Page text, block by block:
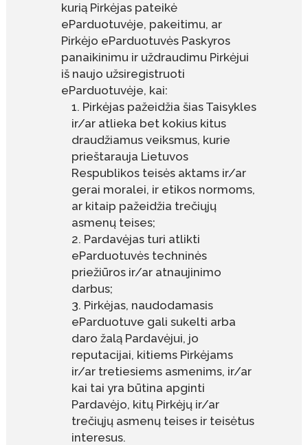
kurią Pirkėjas pateikė
eParduotuvėje, pakeitimu, ar
Pirkėjo eParduotuvės Paskyros
panaikinimu ir uždraudimu Pirkėjui
iš naujo užsiregistruoti
eParduotuvėje, kai:
Pirkėjas pažeidžia šias Taisykles
ir/ar atlieka bet kokius kitus
draudžiamus veiksmus, kurie
prieštarauja Lietuvos
Respublikos teisės aktams ir/ar
gerai moralei, ir etikos normoms,
ar kitaip pažeidžia trečiųjų
asmenų teises;
Pardavėjas turi atlikti
eParduotuvės techninės
priežiūros ir/ar atnaujinimo
darbus;
Pirkėjas, naudodamasis
eParduotuve gali sukelti arba
daro žalą Pardavėjui, jo
reputacijai, kitiems Pirkėjams
ir/ar tretiesiems asmenims, ir/ar
kai tai yra būtina apginti
Pardavėjo, kitų Pirkėjų ir/ar
trečiųjų asmenų teises ir teisėtus
interesus.